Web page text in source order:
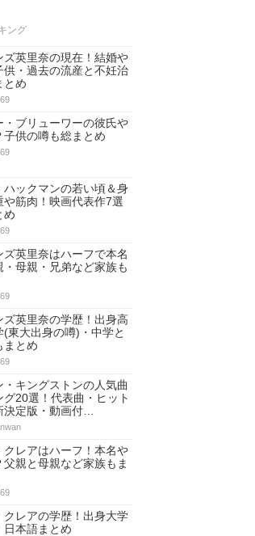
ング
ズ英里奈の現在！結婚や
供・過去の流産と不妊治
とめ
・ブリューワーの彼氏や
子供の噂も総まとめ
ハックマンの若い頃＆身
や筋肉！映画代表作7選
め
ズ英里奈はハーフで本名
・母親・兄弟など家族も
ズ英里奈の学歴！出身高
(東大出身の噂)・中学と
まとめ
・キングストンの人気曲
グ20選！代表曲・ヒット
決定版・動画付…
クレアはハーフ！本名や
父親と母親など家族もま
クレアの学歴！出身大学
日本語まとめ